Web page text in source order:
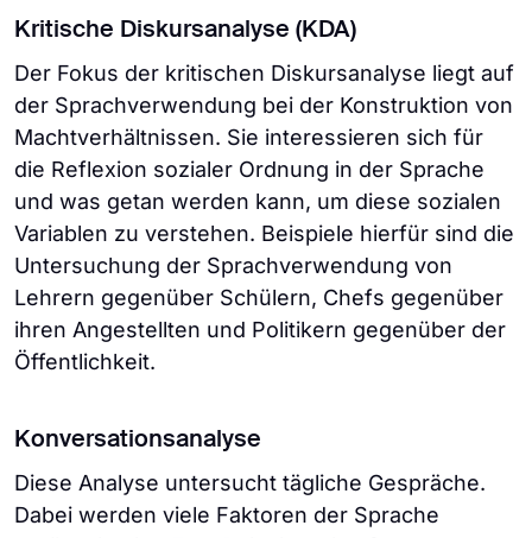
Kritische Diskursanalyse (KDA)
Der Fokus der kritischen Diskursanalyse liegt auf
der Sprachverwendung bei der Konstruktion von
Machtverhältnissen. Sie interessieren sich für
die Reflexion sozialer Ordnung in der Sprache
und was getan werden kann, um diese sozialen
Variablen zu verstehen. Beispiele hierfür sind die
Untersuchung der Sprachverwendung von
Lehrern gegenüber Schülern, Chefs gegenüber
ihren Angestellten und Politikern gegenüber der
Öffentlichkeit.
Konversationsanalyse
Diese Analyse untersucht tägliche Gespräche.
Dabei werden viele Faktoren der Sprache